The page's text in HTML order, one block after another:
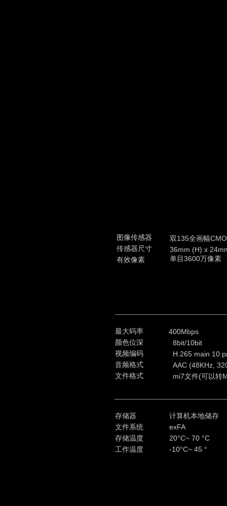
图像传感器
传感器尺寸
有效像素
双135全画幅
36mm (H) x
单目3600万像素
最大码率
颜色位深
视频编码
音频格式
文件格式
400Mbps
8bit/10bit
H.265 main 10
AAC (48KHz,
mi7文件(可以转
存储器
文件系统
存储温度
工作温度
计算机本地储存
exFA
20°C~ 70 °C
-10°C~ 45 °